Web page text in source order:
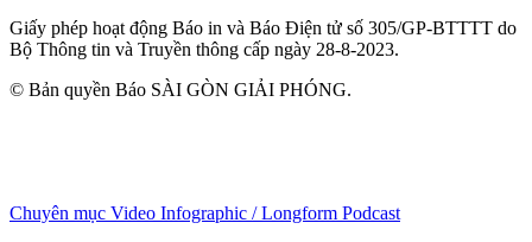
Giấy phép hoạt động Báo in và Báo Điện tử số 305/GP-BTTTT do
Bộ Thông tin và Truyền thông cấp ngày 28-8-2023.
© Bản quyền Báo SÀI GÒN GIẢI PHÓNG.
Chuyên mục Video Infographic / Longform Podcast